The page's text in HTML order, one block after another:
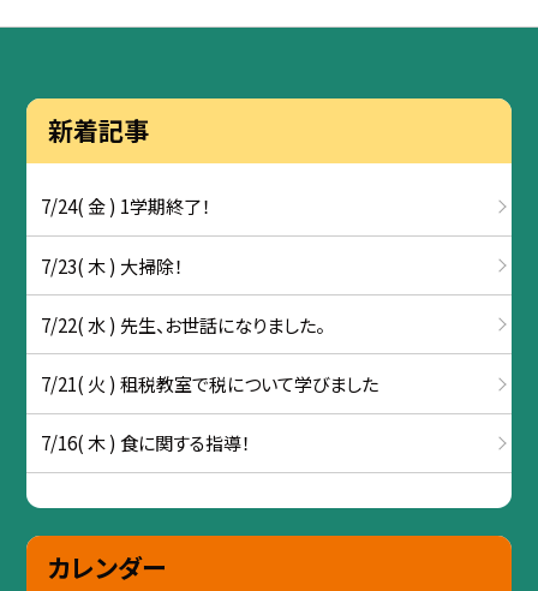
新着記事
7/24( 金 ) 1学期終了！
7/23( 木 ) 大掃除！
7/22( 水 ) 先生、お世話になりました。
7/21( 火 ) 租税教室で税について学びました
7/16( 木 ) 食に関する指導！
カレンダー